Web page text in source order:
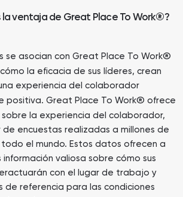
la ventaja de Great Place To Work®?
se asocian con Great Place To Work®
la eficacia de sus líderes, crean
experiencia del colaborador
positiva. Great Place To Work® ofrece
la experiencia del colaborador,
encuestas realizadas a millones de
el mundo. Estos datos ofrecen a
valiosa sobre cómo sus
con el lugar de trabajo y
de referencia para las condiciones